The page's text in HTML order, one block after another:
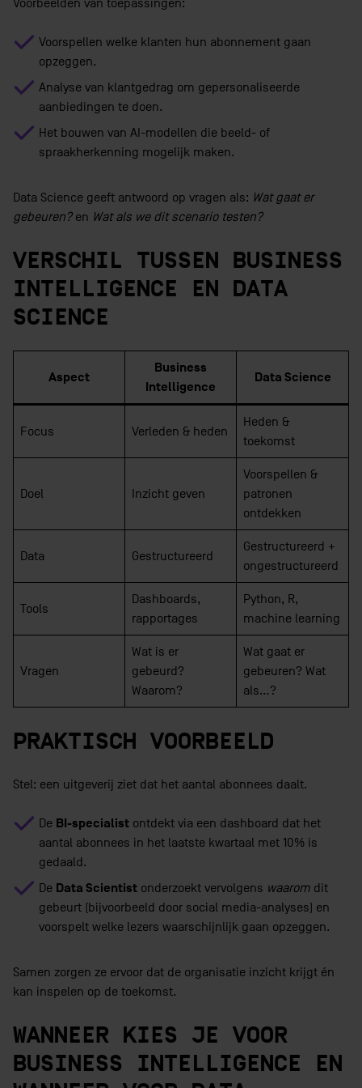
Voorbeelden van toepassingen:
Voorspellen welke klanten hun abonnement gaan
opzeggen.
Analyse van klantgedrag om gepersonaliseerde
aanbiedingen te doen.
Het bouwen van AI-modellen die beeld- of
spraakherkenning mogelijk maken.
Data Science geeft antwoord op vragen als: Wat gaat er
gebeuren?en Wat als we dit scenario testen?
VERSCHIL TUSSEN BUSINESS
INTELLIGENCE EN DATA
SCIENCE
Aspect
Business
Intelligence
Data Science
Focus Verleden & heden
Heden &
toekomst
Doel Inzicht geven
Voorspellen &
patronen
ontdekken
Data Gestructureerd
Gestructureerd +
ongestructureerd
Tools
Dashboards,
rapportages
Python, R,
machine learning
Vragen
Wat is er
gebeurd?
Waarom?
Wat gaat er
gebeuren? Wat
als…?
PRAKTISCH VOORBEELD
Stel: een uitgeverij ziet dat het aantal abonnees daalt.
De BI-specialist ontdekt via een dashboard dat het
aantal abonnees in het laatste kwartaal met 10% is
gedaald.
De Data Scientist onderzoekt vervolgens waarom dit
gebeurt (bijvoorbeeld door social media-analyses) en
voorspelt welke lezers waarschijnlijk gaan opzeggen.
Samen zorgen ze ervoor dat de organisatie inzicht krijgt én
kan inspelen op de toekomst.
WANNEER KIES JE VOOR
BUSINESS INTELLIGENCE EN